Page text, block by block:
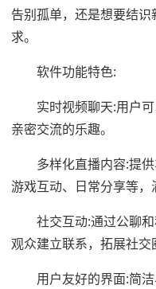
告别孤单，还是想要结
求。
软件功能特色:
实时视频聊天:用户可
亲密交流的乐趣。
多样化直播内容:提供
游戏互动、日常分享等，
社交互动:通过公聊和
观众建立联系，拓展社交
用户友好的界面:简洁